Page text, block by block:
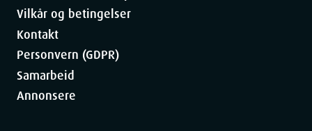
Vilkår og betingelser
Kontakt
Personvern (GDPR)
Samarbeid
Annonsere